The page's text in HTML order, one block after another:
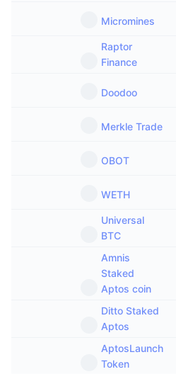
Micromines
Raptor
Finance
Doodoo
Merkle Trade
OBOT
WETH
Universal
BTC
Amnis
Staked
Aptos coin
Ditto Staked
Aptos
AptosLaunch
Token